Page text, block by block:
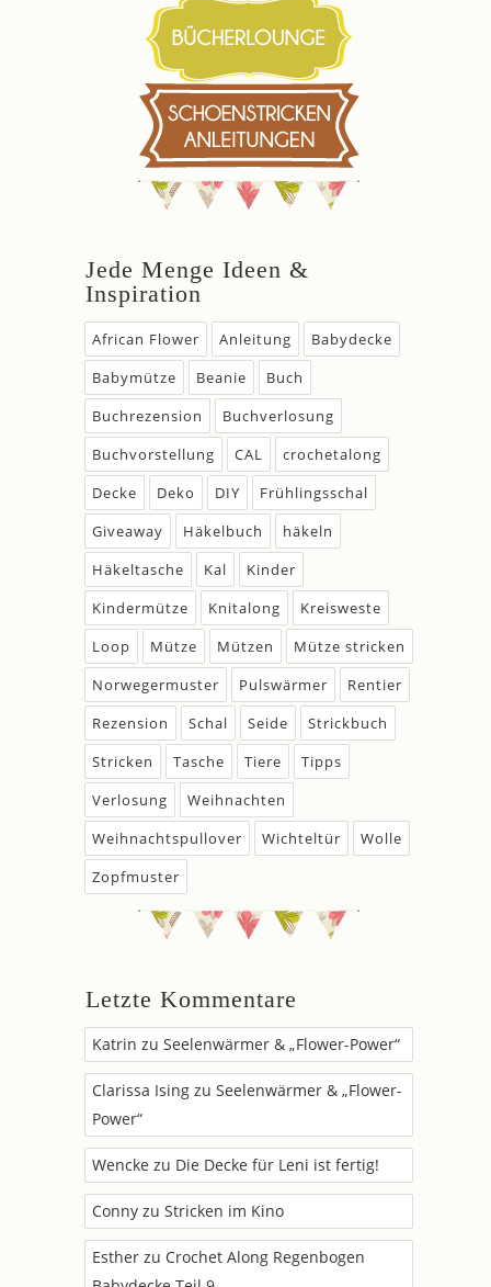
Jede Menge Ideen &
Inspiration
African Flower Anleitung
Babydecke
Babymütze
Beanie
Buch
Buchrezension
Buchverlosung
Buchvorstellung
CAL
crochetalong
Decke
Deko DIY
Frühlingsschal
Giveaway
Häkelbuch
häkeln
Häkeltasche
Kal
Kinder
Kindermütze
Knitalong
Kreisweste
Loop
Mütze Mützen
Mütze stricken
Norwegermuster
Pulswärmer
Rentier
Rezension
Schal Seide
Strickbuch
Stricken
Tasche Tiere
Tipps
Verlosung
Weihnachten
Weihnachtspullover
Wichteltür
Wolle
Zopfmuster
Letzte Kommentare
Katrin zu Seelenwärmer & „Flower-Power“
Clarissa Ising zu Seelenwärmer & „Flower-
Power“
Wencke zu Die Decke für Leni ist fertig!
Conny zu Stricken im Kino
Esther zu Crochet Along Regenbogen